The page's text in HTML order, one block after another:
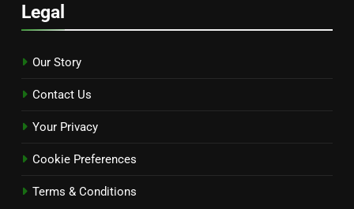
Legal
Our Story
Contact Us
Your Privacy
Cookie Preferences
Terms & Conditions